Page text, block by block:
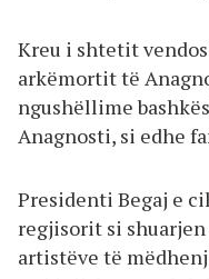
Kreu i shtetit
arkëmortit të
ngushëllime
Anagnosti, si edhe
Presidenti Begaj e
regjisorit si
artistëve të